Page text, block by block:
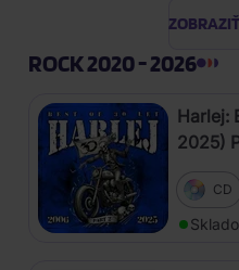
ROCK 2020 - 2026
Harlej:
2025)
CD